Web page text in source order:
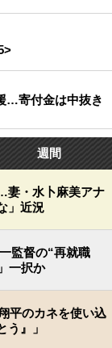
…寄付金は中抜き
週間
妻・水卜麻美アナ
」近況
監督の“再就職
一択か
平のカネを使い込
う』」